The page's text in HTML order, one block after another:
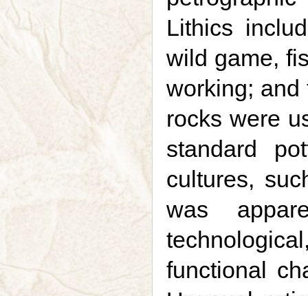
Lithics
wild game,
working; and
rocks were
standard
cultures,
was
functional